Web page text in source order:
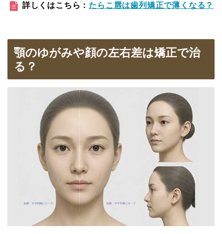
詳しくはこちら： たらこ唇は歯列矯正で薄くなる？
顎のゆがみや顔の左右差は矯正で治
る？